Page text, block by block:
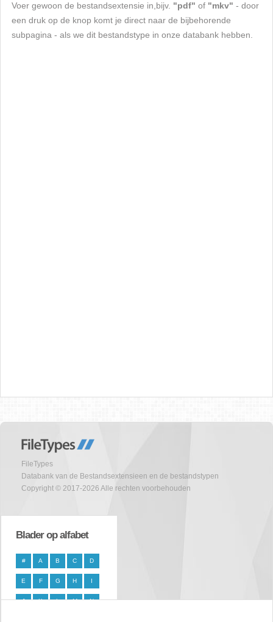
Voer gewoon de bestandsextensie in,bijv. "pdf" of "mkv" - door
een druk op de knop komt je direct naar de bijbehorende
subpagina - als we dit bestandstype in onze databank hebben.
FileTypes
Databank van de Bestandsextensieen en de bestandstypen
Copyright © 2017-2026 Alle rechten voorbehouden
Blader op alfabet
# A B C D
E F G H I
J K L M N